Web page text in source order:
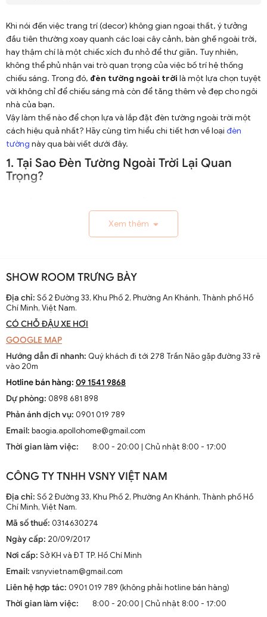
Khi nói đến việc trang trí (decor) không gian ngoại thất, ý tưởng
đầu tiên thường xoay quanh các loại cây cảnh, bàn ghế ngoài trời,
hay thậm chí là một chiếc xích đu nhỏ để thư giãn. Tuy nhiên,
không thể phủ nhận vai trò quan trọng của việc bố trí hệ thống
chiếu sáng. Trong đó, đèn tường ngoài trời là một lựa chọn tuyệt
vời không chỉ để chiếu sáng mà còn để tăng thêm vẻ đẹp cho ngôi
nhà của bạn.
Vậy làm thế nào để chọn lựa và lắp đặt đèn tường ngoài trời một
cách hiệu quả nhất? Hãy cùng tìm hiểu chi tiết hơn về loại đèn
tường này qua bài viết dưới đây.
1. Tại Sao Đèn Tường Ngoài Trời Lại Quan
Trọng?
mà còn liên quan sâu sắc đến vấn đề thẩm mỹ và an ninh.
1.1. Chiếu Sáng Và An Ninh
xuyên sử dụng như lối đi, sân vườn hay hiên nhà. Ánh sáng giúp bạn
dễ dàng di chuyển trong đêm và tránh những nguy hiểm tiềm ẩn
như trơn trượt hay các chướng ngại vật. Ngoài ra, ánh sáng mạnh
và ổn định cũng góp phần ngăn chặn các hoạt động không mong
muốn từ bên ngoài.
1.2. Thẩm Mỹ Và Tính Thẩm Mỹ
Một chiếc đèn tường ngoài trời được thiết kế đẹp mắt có thể trở
mà còn mang lại vẻ đẹp cho cả ngôi nhà. Việc nổi bật các đường
nét kiến trúc của ngôi nhà bằng ánh sáng định hướng có thể tạo
nên những hiệu ứng đáng kinh ngạc.
2. Lựa Chọn Đèn Tường Ngoài Trời Phù Hợp
với không gian và nhu cầu của bạn là rất quan trọng.
2.1. Chất Liệu Phù Hợp
Đèn tường ngoài trời thường phải đối mặt với những điều kiện thời
tiết khắc nghiệt như mưa, bụi, và nhiệt độ cao. Do đó, lựa chọn
chất liệu bền bỉ là một yếu tố quan trọng. Một số chất liệu phổ biến
cho đèn tường ngoài trời bao gồm nhôm đúc, thép không gỉ, và
nhựa chịu nhiệt.
2.2. Đa Dạng Kiểu Dáng
Đèn treo:Thường được sử dụng trong các không gian rộng
Xem thêm
SHOW ROOM TRƯNG BÀY
Địa chỉ: Số 2 Đường 33, Khu Phố 2, Phường An Khánh, Thành phố Hồ
Chí Minh, Việt Nam.
CÓ CHỖ ĐẬU XE HƠI
GOOGLE MAP
Hướng dẫn đi nhanh: Quý khách đi tới 278 Trần Não gặp đường 33 rẽ
vào 20m
Hotline bán hàng: 09 1541 9868
Dự phòng: 0898 681 898
Phản ánh dịch vụ: 0901 019 789
Email: baogia.apollohome@gmail.com
Thời gian làm việc:
8:00 - 20:00 | Chủ nhật 8:00 - 17:00
CÔNG TY TNHH VSNY VIỆT NAM
Địa chỉ: Số 2 Đường 33, Khu Phố 2, Phường An Khánh, Thành phố Hồ
Chí Minh, Việt Nam.
Mã số thuế: 0314630274
Ngày cấp: 20/09/2017
Nơi cấp: Sở KH và ĐT TP. Hồ Chí Minh
Email: vsnyvietnam@gmail.com
Liên hệ hợp tác: 0901 019 789 (không phải hotline bán hàng)
Thời gian làm việc:
8:00 - 20:00 | Chủ nhật 8:00 - 17:00